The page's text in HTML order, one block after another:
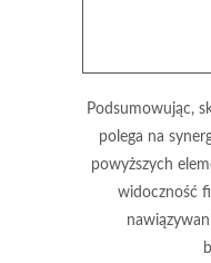
Podsumowując,
polega na
powyższych
widoczność